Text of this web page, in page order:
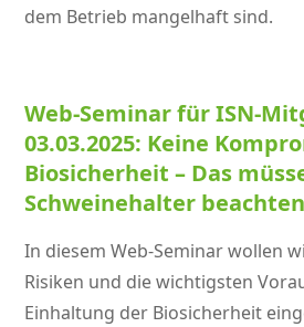
dem Betrieb mangelhaft sind.
Web-Seminar für ISN-
03.03.2025: Keine
Biosicherheit – Das
Schweinehalter
In diesem Web-Seminar wollen
Risiken und die wichtigsten
Einhaltung der Biosicherheit